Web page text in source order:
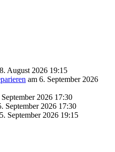
August 2026 19:15
am 6. September 2026
2026 17:30
September 2026 17:30
September 2026 19:15